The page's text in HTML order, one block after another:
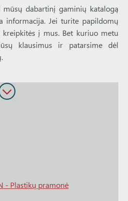
mūsų dabartinį gaminių katalogą
informacija. Jei turite papildomų
kreipkitės į mus. Bet kuriuo metu
klausimus ir patarsime dėl
- Plastikų pramonė